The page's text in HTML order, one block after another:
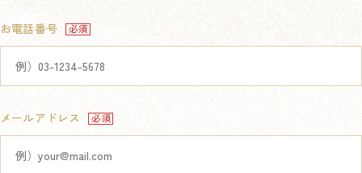
お電話番号
メールアドレス